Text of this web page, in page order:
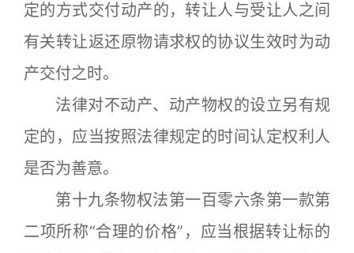
定的方式交付动产的，转让人与受让人之间
有关转让返还原物请求权的协议生效时为动
产交付之时。
法律对不动产、动产物权的设立另有规
定的，应当按照法律规定的时间认定权利人
是否为善意。
第十九条物权法第一百零六条第一款第
二项所称“合理的价格”，应当根据转让标的